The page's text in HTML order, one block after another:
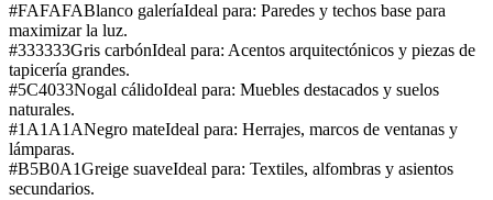
#FAFAFABlanco galeríaIdeal para: Paredes y techos base para
maximizar la luz.
#333333Gris carbónIdeal para: Acentos arquitectónicos y piezas de
tapicería grandes.
#5C4033Nogal cálidoIdeal para: Muebles destacados y suelos
naturales.
#1A1A1ANegro mateIdeal para: Herrajes, marcos de ventanas y
lámparas.
#B5B0A1Greige suaveIdeal para: Textiles, alfombras y asientos
secundarios.